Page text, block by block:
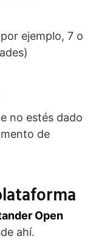
ejemplo, 7 o
no estés dado
de
Open
ahí.